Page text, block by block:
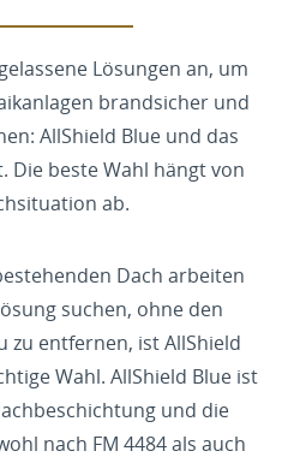
Lösungen an, um
brandsicher und
AllShield Blue und das
Die beste Wahl hängt von
ab.
Dach arbeiten
suchen, ohne den
zu entfernen, ist AllShield
Wahl. AllShield Blue ist
und die
nach FM 4484 als auch